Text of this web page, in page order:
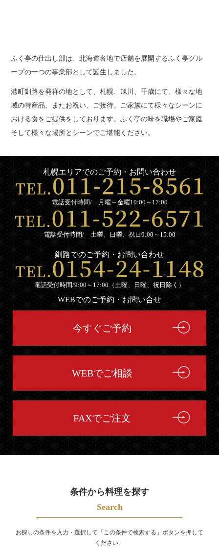
ふく亭の仕出し部は、北海道各地で店舗を展開するふく亭グル
ープの一つの事業部として誕生しました。
港町釧路を発祥の地として、札幌、旭川、千歳にて、様々な地
域の特産品、またお祝い、ご接待、ご家族にて様々なシーンに
おける食をご提供をしております。ふく亭の味を職場やご家庭
そして様々な場所とシーンでご堪能ください。
札幌エリアでのご予約・お問い合わせ
電話受付時間/ 月曜～金曜10:00～17:00
電話受付時間/ 土曜、日曜、祝日9:00～15:00
釧路でのご予約・お問い合わせ
電話受付時間/9:00～17:00（土曜、日曜、祝日除く）
WEBでのご予約・お問い合せ
今すぐご予約
WEBでご相談
FAXでご注文
条件から料理を探す
Search
お探しの条件を入力・選択して「この条件で検索する」ボタンを押して
ください。